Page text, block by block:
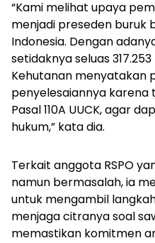
“Kami melihat upaya
menjadi preseden buruk
Indonesia. Dengan
setidaknya seluas
Kehutanan menyatakan
penyelesaiannya
Pasal 110A UUCK, agar
hukum,” kata dia.
Terkait anggota RSPO
namun bermasalah, ia
untuk mengambil
menjaga citranya soal
memastikan komitmen